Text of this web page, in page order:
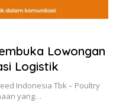
Lowongan
Logistik
Indonesia Tbk – Poultry
yang…